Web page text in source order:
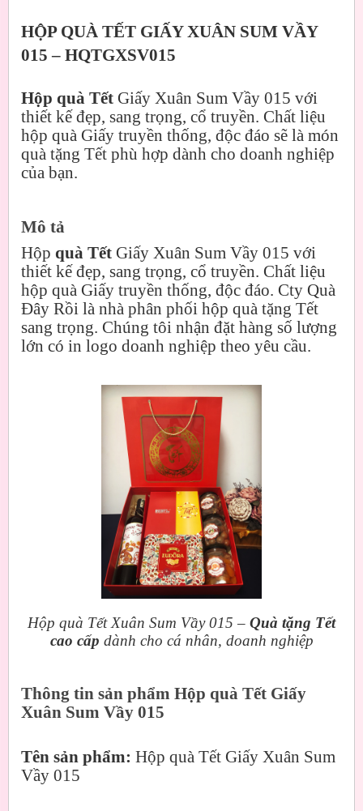
HỘP QUÀ TẾT GIẤY XUÂN SUM VẦY
015 – HQTGXSV015
Hộp quà Tết Giấy Xuân Sum Vầy 015 với
thiết kế đẹp, sang trọng, cổ truyền. Chất liệu
hộp quà Giấy truyền thống, độc đáo sẽ là món
quà tặng Tết phù hợp dành cho doanh nghiệp
của bạn.
Mô tả
Hộp quà Tết Giấy Xuân Sum Vầy 015 với
thiết kế đẹp, sang trọng, cổ truyền. Chất liệu
hộp quà Giấy truyền thống, độc đáo. Cty Quà
Đây Rồi là nhà phân phối hộp quà tặng Tết
sang trọng. Chúng tôi nhận đặt hàng số lượng
lớn có in logo doanh nghiệp theo yêu cầu.
Hộp quà Tết Xuân Sum Vầy 015 – Quà tặng Tết
cao cấp dành cho cá nhân, doanh nghiệp
Thông tin sản phẩm Hộp quà Tết Giấy
Xuân Sum Vầy 015
Tên sản phẩm: Hộp quà Tết Giấy Xuân Sum
Vầy 015